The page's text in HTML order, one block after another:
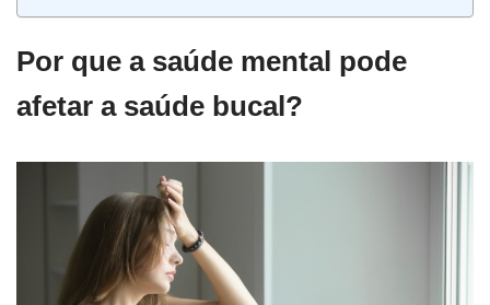
Por que a saúde mental pode
afetar a saúde bucal?